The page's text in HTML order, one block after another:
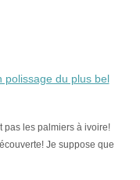
polissage du plus bel
pas les palmiers à ivoire!
Je suppose que